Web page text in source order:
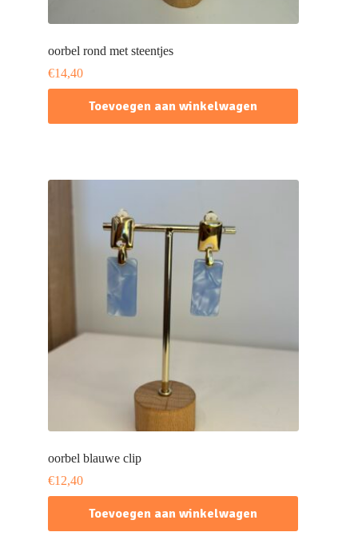
oorbel rond met steentjes
€14,40
Toevoegen aan winkelwagen
oorbel blauwe clip
€12,40
Toevoegen aan winkelwagen